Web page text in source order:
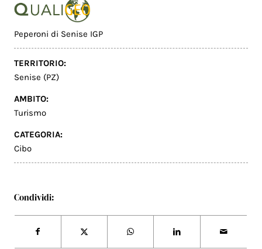
Peperoni di Senise IGP
TERRITORIO:
Senise (PZ)
AMBITO:
Turismo
CATEGORIA:
Cibo
Condividi: